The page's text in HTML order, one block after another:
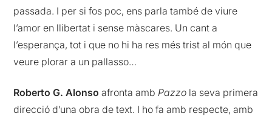
passada. I per si fos poc, ens parla també de viure
l’amor en llibertat i sense màscares. Un cant a
l’esperança, tot i que no hi ha res més trist al món que
veure plorar a un pallasso…
Roberto G. Alonso afronta amb Pazzo la seva primera
direcció d’una obra de text. I ho fa amb respecte, amb